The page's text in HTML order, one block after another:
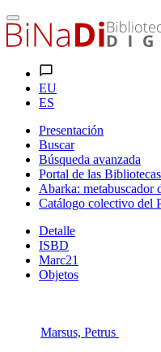
EU
ES
Presentación
Buscar
Búsqueda avanzada
Portal de las
Abarka: metabuscador
Catálogo colectivo del
Detalle
ISBD
Marc21
Objetos
Marsus, Petrus